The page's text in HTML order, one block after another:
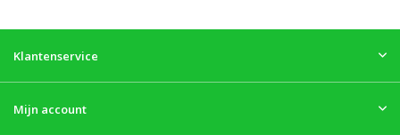
Klantenservice
Mijn account